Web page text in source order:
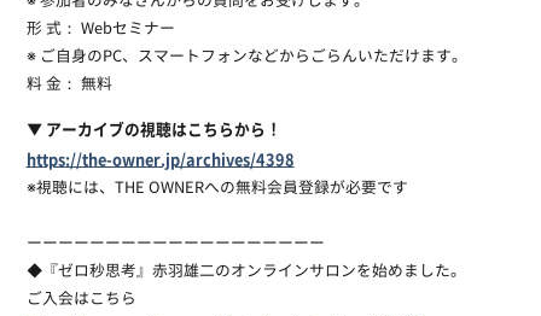
形 式： Webセミナー
※ ご自身のPC、スマートフォンなどからごらんいただけます。
料 金： 無料
▼ アーカイブの視聴はこちらから！
https://the-owner.jp/archives/4398
※視聴には、THE OWNERへの無料会員登録が必要です
ーーーーーーーーーーーーーーーーーーー
◆『ゼロ秒思考』赤羽雄二のオンラインサロンを始めました。
ご入会はこちら